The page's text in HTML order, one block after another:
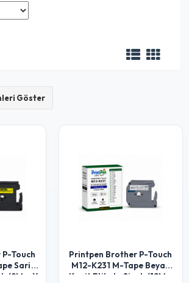
Göster
Touch
Sari
(9Mm X
Printpen Brother P-Touch
M12-K231 M-Tape Beyaz
Kagit Etikete Siyah (12Mm